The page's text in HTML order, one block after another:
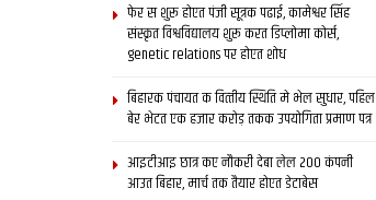
फेर स शुरू होएत पंजी सूत्रक पढाई, कामेश्वर सिंह
संस्कृत विश्वविद्यालय शुरू करत डिप्लोमा कोर्स,
genetic relations पर होएत शोध
बिहारक पंचायत क वित्‍तीय स्थिति मे भेल सुधार, पहिल
बेर भेटत एक हजार करोड़ तकक उपयोगिता प्रमाण पत्र
आइटीआइ छात्र कए नौकरी देबा लेल 200 कंपनी
आउत बिहार, मार्च तक तैयार होएत डेटाबेस